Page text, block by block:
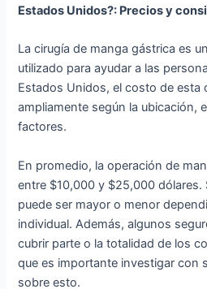
Estados Unidos?: Precios y
La cirugía de manga gástrica es
utilizado para ayudar a las
Estados Unidos, el costo de esta
ampliamente según la ubicación,
factores.
En promedio, la operación de
entre $10,000 y $25,000 dólares.
puede ser mayor o menor
individual. Además, algunos
cubrir parte o la totalidad de los
que es importante investigar con
sobre esto.